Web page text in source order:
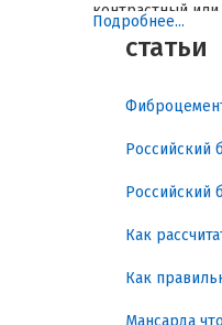
контрастный
визуальный
защита
создание
планок, точно
покрытия
для сохранения
визуальным
Правильный
9003 является
Подробнее...
статьи
Российский
Российский
Как
Как
Мансарда